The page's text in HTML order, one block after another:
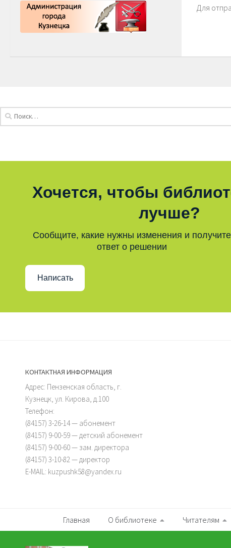
Для
Хочется, чтобы
лучше?
Сообщите, какие нужны изменения и получите
ответ о решении
Написать
КОНТАКТНАЯ ИНФОРМАЦИЯ
Адрес: Пензенская область, г.
Кузнецк, ул. Кирова, д.100
Телефон:
(84157) 3-26-14 — абонемент
(84157) 9-00-59 — детский абонемент
(84157) 9-00-60 — зам. директора
(84157) 3-10-82 — директор
E-MAIL: kuzpushk58@yandex.ru
Главная О библиотеке Читателям